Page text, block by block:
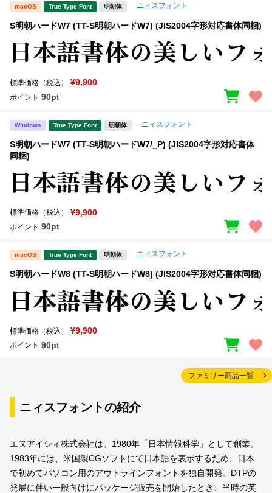
macOS True Type Font 明朝体 ニィスフォント
S明朝ハードW7 (TT-S明朝ハードW7) (JIS2004字形対応書体同梱)
標準価格（税込） ¥9,900
ポイント 90pt
Windows True Type Font 明朝体 ニィスフォント
S明朝ハードW7 (TT-S明朝ハードW7/_P) (JIS2004字形対応書体
同梱)
標準価格（税込） ¥9,900
ポイント 90pt
macOS True Type Font 明朝体 ニィスフォント
S明朝ハードW8 (TT-S明朝ハードW8) (JIS2004字形対応書体同梱)
標準価格（税込） ¥9,900
ポイント 90pt
ファミリー商品一覧
ニィスフォントの紹介
エヌアイシィ株式会社は、1980年「日本情報科学」として創業。
1983年には、米国製CGソフトにて日本語を表示するため、日本
で初めてパソコン用のアウトラインフォントを独自開発。DTPの
発展に伴い一般向けにパッケージ販売を開始したとき、当時の英